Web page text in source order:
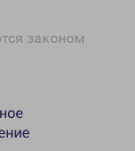
законом